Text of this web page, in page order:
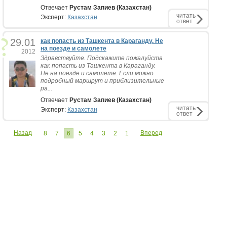
Отвечает Рустам Запиев (Казахстан)
Эксперт: Казахстан читать
ответ
29.01
2012
как попасть из Ташкента в Караганду. Не
на поезде и самолете
Здравствуйте. Подскажите пожалуйста
как попасть из Ташкента в Караганду.
Не на поезде и самолете. Если можно
подробный маршрут и приблизительные
ра...
Отвечает Рустам Запиев (Казахстан)
Эксперт: Казахстан читать
ответ
Назад 8 7 6 5 4 3 2 1 Вперед